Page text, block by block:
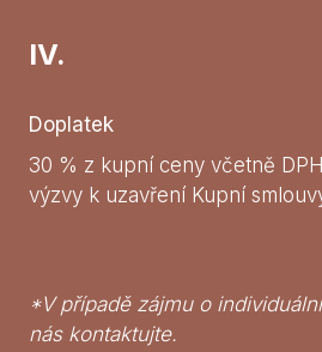
IV.
Doplatek
30 % z kupní ceny včetně
výzvy k uzavření Kupní
*V případě zájmu o
nás kontaktujte.